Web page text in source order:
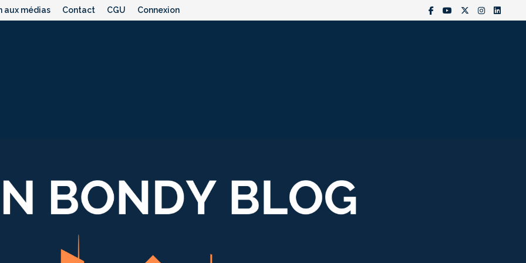
aux médias Contact CGU Connexion